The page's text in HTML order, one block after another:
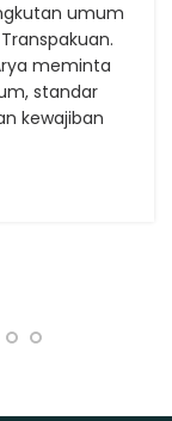
umum
meminta
standar
kewajiban